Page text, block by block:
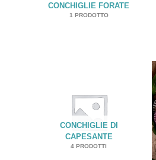
CONCHIGLIE FORATE
1 PRODOTTO
CONCHIGLIE DI
CAPESANTE
4 PRODOTTI